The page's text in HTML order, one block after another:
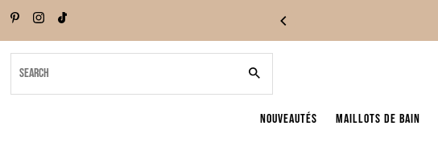
Skip to content
NOUVEAUTÉS Maillots de bain